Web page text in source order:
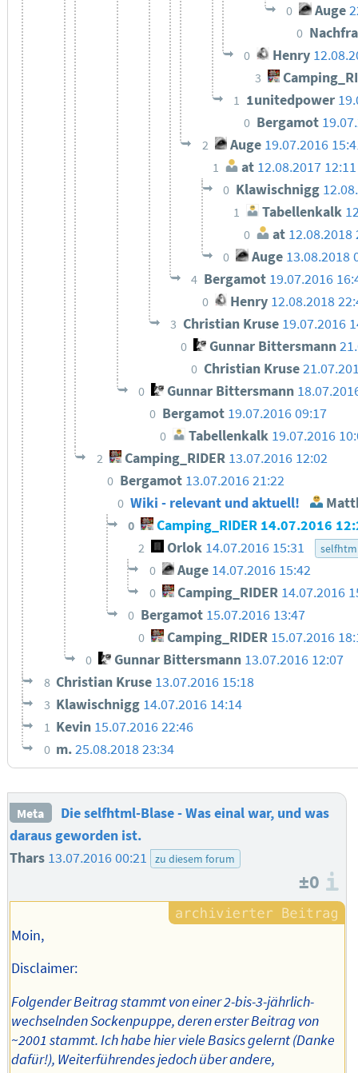
0 Auge
0
0 Henry
3
1 1unitedpower
0 Bergamot
2 Auge 19.07.2016
1 at 12.08.2017 12:11
0 Klawischnigg
1 Tabellenkalk
0 at 12.08.2018
0 Auge 13.08.2018
4 Bergamot 19.07.2016
0 Henry 12.08.2018
3 Christian Kruse 19.07.2016
0 Gunnar Bittersmann
0 Christian Kruse
0 Gunnar Bittersmann
0 Bergamot 19.07.2016 09:17
0 Tabellenkalk 19.07.2016
2 Camping_RIDER 13.07.2016 12:02
0 Bergamot 13.07.2016 21:22
0 Wiki - relevant und aktuell!
0 Camping_RIDER 14.07.2016
2 Orlok 14.07.2016 15:31
0 Auge 14.07.2016 15:42
0 Camping_RIDER 14.07.2016
0 Bergamot 15.07.2016 13:47
0 Camping_RIDER 15.07.2016
0 Gunnar Bittersmann 13.07.2016 12:07
8 Christian Kruse 13.07.2016 15:18
3 Klawischnigg 14.07.2016 14:14
1 Kevin 15.07.2016 22:46
0 m.25.08.2018 23:34
Meta
Die selfhtml-Blase - Was einal war, und was
daraus geworden ist.
Thars 13.07.2016 00:21 zu diesem forum
±0
Moin,
Disclaimer:
Folgender Beitrag stammt von einer 2-bis-3-jährlich-
wechselnden Sockenpuppe, deren erster Beitrag von
~2001 stammt. Ich habe hier viele Basics gelernt (Danke
dafür!), Weiterführendes jedoch über andere,